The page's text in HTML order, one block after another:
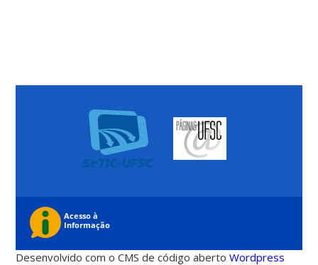
Desenvolvido com o CMS de código abertoWordpress